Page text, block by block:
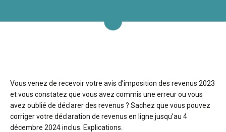
Vous venez de recevoir votre avis d’imposition des revenus 2023
et vous constatez que vous avez commis une erreur ou vous
avez oublié de déclarer des revenus ? Sachez que vous pouvez
corriger votre déclaration de revenus en ligne jusqu’au 4
décembre 2024 inclus. Explications.